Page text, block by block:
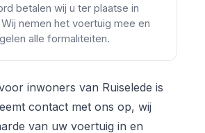
betalen wij u ter plaatse in
nemen het voertuig mee en
alle formaliteiten.
inwoners van Ruiselede is
contact met ons op, wij
van uw voertuig in en